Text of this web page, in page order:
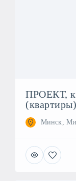
ПРОЕКТ,
Минск,